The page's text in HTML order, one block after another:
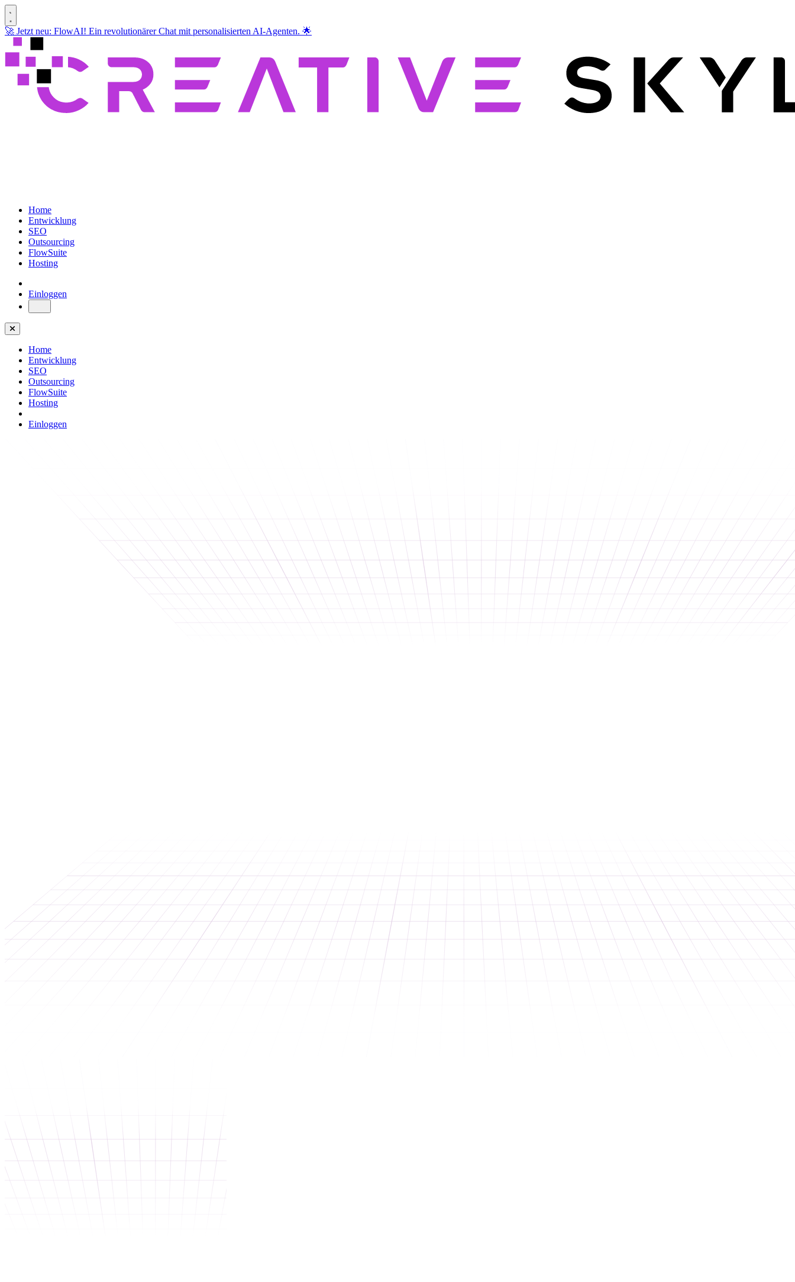
🚀 Jetzt neu: FlowAI! Ein revolutionärer Chat mit personalisierten AI-Agenten. 🌟
Home
Entwicklung
SEO
Outsourcing
FlowSuite
Hosting
Einloggen
Home
Entwicklung
SEO
Outsourcing
FlowSuite
Hosting
Einloggen